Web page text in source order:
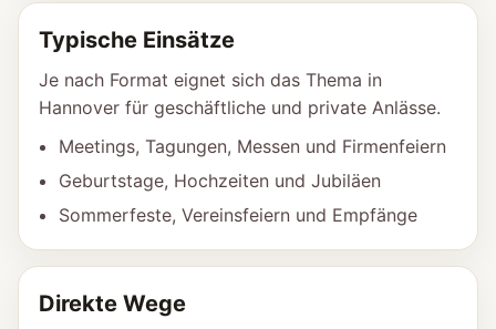
Typische Einsätze
Je nach Format eignet sich das Thema in
Hannover für geschäftliche und private Anlässe.
Meetings, Tagungen, Messen und Firmenfeiern
Geburtstage, Hochzeiten und Jubiläen
Sommerfeste, Vereinsfeiern und Empfänge
Direkte Wege